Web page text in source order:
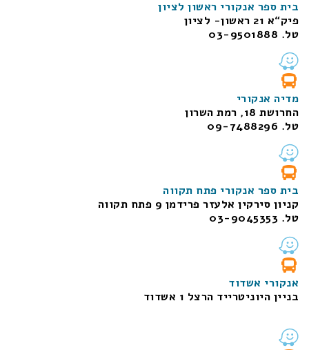
בית ספר אנקורי ראשון לציון
פיק“א 21 ראשון- לציון
טל. 03-9501888
מדיה אנקורי
החרושת 18, רמת השרון
טל. 09-7488296
בית ספר אנקורי פתח תקווה
קניון סירקין אלעזר פרידמן 9 פתח תקווה
טל. 03-9045353
אנקורי אשדוד
בניין היוניטרייד הרצל 1 אשדוד